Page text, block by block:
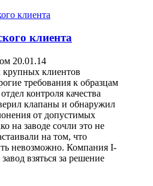
клиента
20.01.14
клиентов
требования к образцам
контроля качества
клапаны и обнаружил
от допустимых
на заводе сочли это не
на том, что
невозможно. Компания I-
взяться за решение